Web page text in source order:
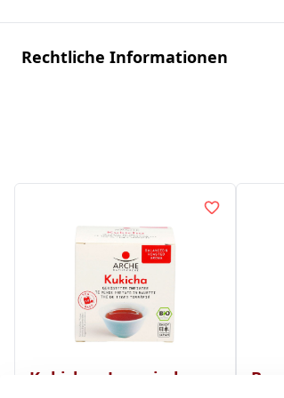
Rechtliche Informationen
Kukicha - Japanischer